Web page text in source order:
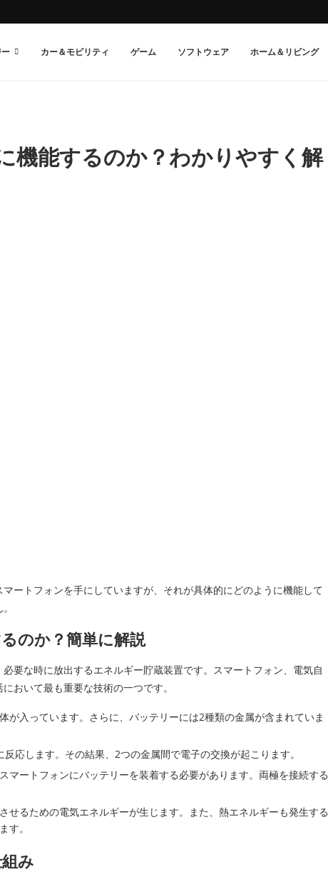
カー＆モビリティ ゲーム ソフトウェア ホーム＆リビング
機能するのか？わかりやすく解
ートフォンを手にしていますが、それが具体的にどのように機能して
のか？簡単に解説
要な時に放出するエネルギー貯蔵装置です。スマートフォン、電気自
おいて最も重要な技術の一つです。
が入っています。さらに、バッテリーには2種類の金属が含まれていま
応します。その結果、2つの金属間で電子の交換が起こります。
マートフォンにバッテリーを装着する必要があります。両極を接続する
せるための電気エネルギーが生じます。また、熱エネルギーも発生する
す。
み